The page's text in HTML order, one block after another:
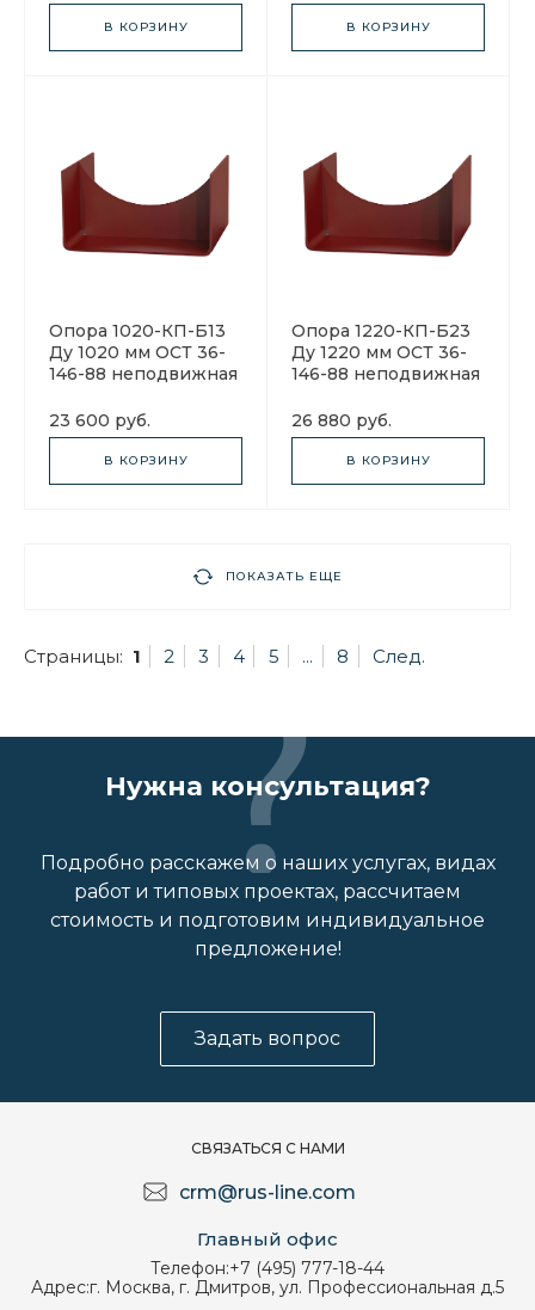
В КОРЗИНУ В КОРЗИНУ
Опора 1020-КП-Б13
Ду 1020 мм ОСТ 36-
146-88 неподвижная
23 600 руб.
В КОРЗИНУ
Опора 1220-КП-Б23
Ду 1220 мм ОСТ 36-
146-88 неподвижная
26 880 руб.
В КОРЗИНУ
ПОКАЗАТЬ ЕЩЕ
Страницы: 1 2 3 4 5 ... 8 След.
Нужна консультация?
Подробно расскажем о наших услугах, видах
работ и типовых проектах, рассчитаем
стоимость и подготовим индивидуальное
предложение!
Задать вопрос
СВЯЗАТЬСЯ С НАМИ
crm@rus-line.com
Главный офис
Телефон:+7 (495) 777-18-44
Адрес:г. Москва, г. Дмитров, ул. Профессиональная д.5